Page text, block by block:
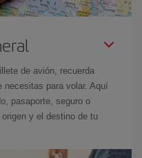
de avión, recuerda
necesitas para volar. Aquí
pasaporte, seguro o
y el destino de tu